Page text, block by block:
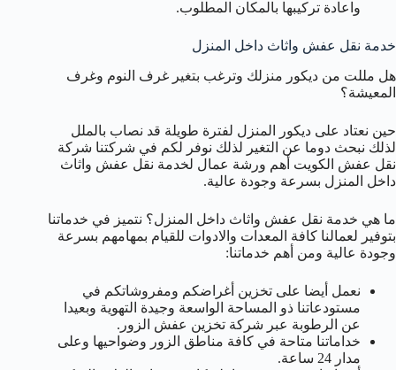
واعادة تركيبها بالمكان المطلوب.
خدمة نقل عفش واثاث داخل المنزل
هل مللت من ديكور منزلك وترغب بتغير غرف النوم وغرف
المعيشة؟
حين نعتاد على ديكور المنزل لفترة طويلة قد نصاب بالملل
لذلك نبحث دوما عن التغير لذلك نوفر لكم في شركتنا شركة
نقل عفش الكويت أهم ورشة عمال لخدمة نقل عفش واثاث
داخل المنزل بسرعة وجودة عالية.
ما هي خدمة نقل عفش واثاث داخل المنزل؟ نتميز في خدماتنا
بتوفير لعمالنا كافة المعدات والادوات للقيام بمهامهم بسرعة
وجودة عالية ومن أهم خدماتنا:
نعمل أيضا على تخزين أغراضكم ومفروشاتكم في
مستودعاتنا ذو المساحة الواسعة وجيدة التهوية وبعيدا
عن الرطوبة عبر شركة تخزين عفش الزور.
خداماتنا متاحة في كافة مناطق الزور وضواحيها وعلى
مدار 24 ساعة.